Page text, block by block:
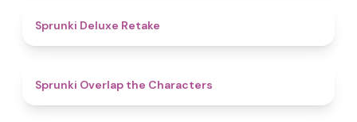
Sprunki Deluxe Retake
Sprunki Overlap the Characters